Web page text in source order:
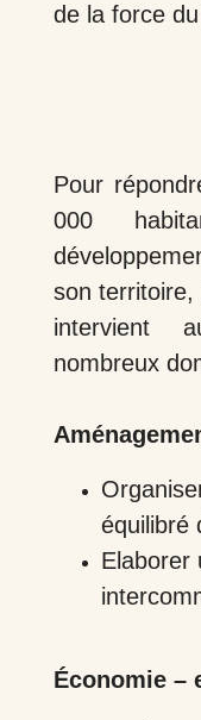
de la force
Pour
000
son territoire,
intervient
nombreux
équilibré
Elaborer
Économie –